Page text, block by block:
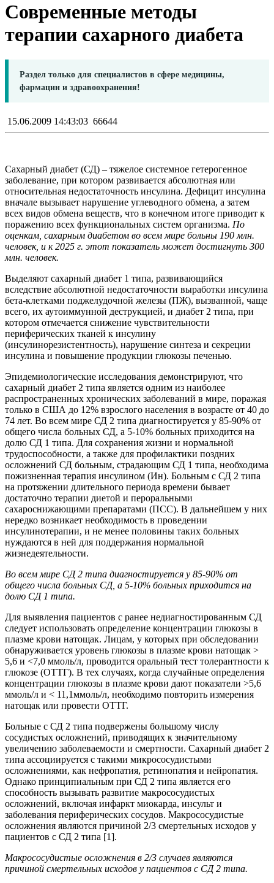
Современные методы
терапии сахарного диабета
Раздел только для специалистов в сфере медицины,
фармации и здравоохранения!
15.06.2009 14:43:03 66644
Сахарный диабет (СД) – тяжелое системное гетерогенное
заболевание, при котором развивается абсолютная или
относительная недостаточность инсулина. Дефицит инсулина
вначале вызывает нарушение углеводного обмена, а затем
всех видов обмена веществ, что в конечном итоге приводит к
поражению всех функциональных систем организма. По
оценкам, сахарным диабетом во всем мире больны 190 млн.
человек, и к 2025 г. этот показатель может достигнуть 300
млн. человек.
Выделяют сахарный диабет 1 типа, развивающийся
вследствие абсолютной недостаточности выработки инсулина
бета-клетками поджелудочной железы (ПЖ), вызванной, чаще
всего, их аутоиммунной деструкцией, и диабет 2 типа, при
котором отмечается снижение чувствительности
периферических тканей к инсулину
(инсулинорезистентность), нарушение синтеза и секреции
инсулина и повышение продукции глюкозы печенью.
Эпидемиологические исследования демонстрируют, что
сахарный диабет 2 типа является одним из наиболее
распространенных хронических заболеваний в мире, поражая
только в США до 12% взрослого населения в возрасте от 40 до
74 лет. Во всем мире СД 2 типа диагностируется у 85-90% от
общего числа больных СД, а 5-10% больных приходится на
долю СД 1 типа. Для сохранения жизни и нормальной
трудоспособности, а также для профилактики поздних
осложнений СД больным, страдающим СД 1 типа, необходима
пожизненная терапия инсулином (Ин). Больным с СД 2 типа
на протяжении длительного периода времени бывает
достаточно терапии диетой и пероральными
сахароснижающими препаратами (ПСС). В дальнейшем у них
нередко возникает необходимость в проведении
инсулинотерапии, и не менее половины таких больных
нуждаются в ней для поддержания нормальной
жизнедеятельности.
Во всем мире СД 2 типа диагностируется у 85-90% от
общего числа больных СД, а 5-10% больных приходится на
долю СД 1 типа.
Для выявления пациентов с ранее недиагностированным СД
следует использовать определение концентрации глюкозы в
плазме крови натощак. Лицам, у которых при обследовании
обнаруживается уровень глюкозы в плазме крови натощак >
5,6 и <7,0 ммоль/л, проводится оральный тест толерантности к
глюкозе (ОТТГ). В тех случаях, когда случайные определения
концентрации глюкозы в плазме крови дают показатели >5,6
ммоль/л и < 11,1ммоль/л, необходимо повторить измерения
натощак или провести ОТТГ.
Больные с СД 2 типа подвержены большому числу
сосудистых осложнений, приводящих к значительному
увеличению заболеваемости и смертности. Сахарный диабет 2
типа ассоциируется с такими микрососудистыми
осложнениями, как нефропатия, ретинопатия и нейропатия.
Однако принципиальным при СД 2 типа является его
способность вызывать развитие макрососудистых
осложнений, включая инфаркт миокарда, инсульт и
заболевания периферических сосудов. Макрососудистые
осложнения являются причиной 2/3 смертельных исходов у
пациентов с СД 2 типа [1].
Макрососудистые осложнения в 2/3 случаев являются
причиной смертельных исходов у пациентов с СД 2 типа.